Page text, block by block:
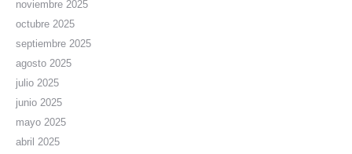
noviembre 2025
octubre 2025
septiembre 2025
agosto 2025
julio 2025
junio 2025
mayo 2025
abril 2025